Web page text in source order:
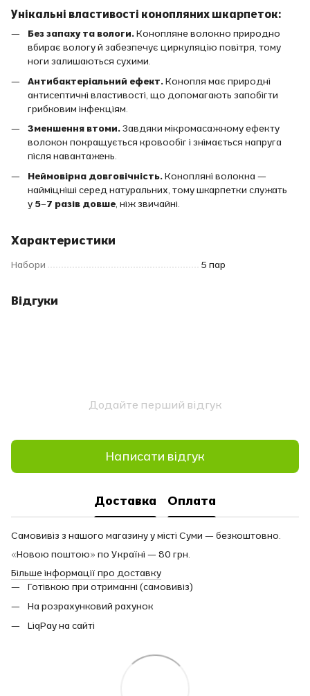
Унікальні властивості конопляних шкарпеток:
Без запаху та вологи.Конопляне волокно природно
вбирає вологу й забезпечує циркуляцію повітря, тому
ноги залишаються сухими.
Антибактеріальний ефект.Конопля має природні
антисептичні властивості, що допомагають запобігти
грибковим інфекціям.
Зменшення втоми.Завдяки мікромасажному ефекту
волокон покращується кровообіг і знімається напруга
після навантажень.
Неймовірна довговічність.Конопляні волокна —
найміцніші серед натуральних, тому шкарпетки служать
у 5–7 разів довше , ніж звичайні.
Характеристики
Набори 5 пар
Відгуки
Додайте перший відгук
Написати відгук
Доставка Оплата
Самовивіз з нашого магазину у місті Суми — безкоштовно.
«Новою поштою» по Україні — 80 грн.
Більше інформації про доставку
Готівкою при отриманні (самовивіз)
На розрахунковий рахунок
LiqPay на сайті